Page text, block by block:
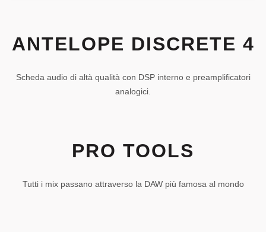
ANTELOPE DISCRETE 4
Scheda audio di altà qualità con DSP interno e preamplificatori
analogici.
PRO TOOLS
Tutti i mix passano attraverso la DAW più famosa al mondo